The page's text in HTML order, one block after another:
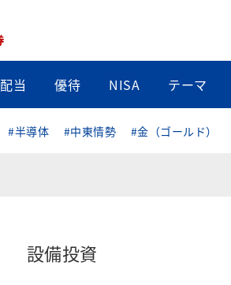
配当 優待 NISA テーマ
#半導体 #中東情勢 #金（ゴールド）
設備投資